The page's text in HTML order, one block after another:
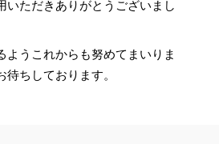
いただきありがとうございまし
ようこれからも努めてまいりま
ちしております。